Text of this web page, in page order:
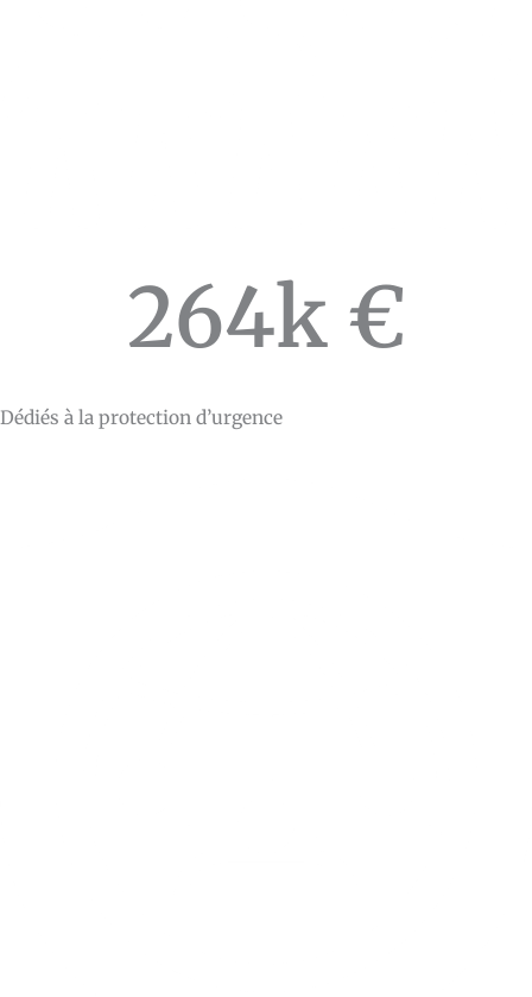
264k €
Dédiés à la protection d’urgence